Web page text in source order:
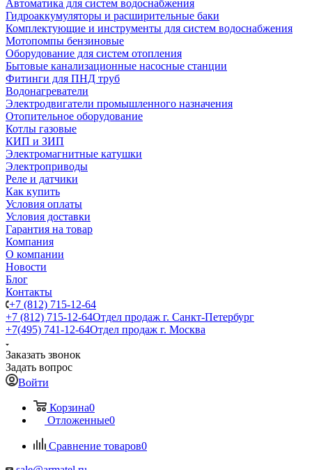
Автоматика для систем водоснабжения
Гидроаккумуляторы и расширительные баки
Комплектующие и инструменты для систем водоснабжения
Мотопомпы бензиновые
Оборудование для систем отопления
Бытовые канализационные насосные станции
Фитинги для ПНД труб
Водонагреватели
Электродвигатели промышленного назначения
Отопительное оборудование
Котлы газовые
КИП и ЗИП
Электромагнитные катушки
Электроприводы
Реле и датчики
Как купить
Условия оплаты
Условия доставки
Гарантия на товар
Компания
О компании
Новости
Блог
Контакты
+7 (812) 715-12-64
+7 (812) 715-12-64Отдел продаж г. Санкт-Петербург
+7(495) 741-12-64Отдел продаж г. Москва
Заказать звонок
Задать вопрос
Войти
Корзина0
Отложенные0
Сравнение товаров0